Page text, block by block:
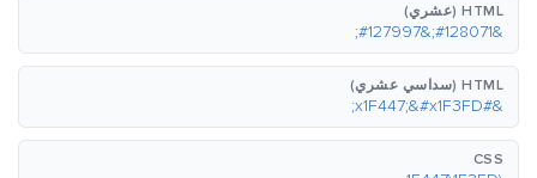
HTML (عشري)
&#128071;&#127997;
HTML (سداسي عشري)
&#x1F447;&#x1F3FD;
CSS